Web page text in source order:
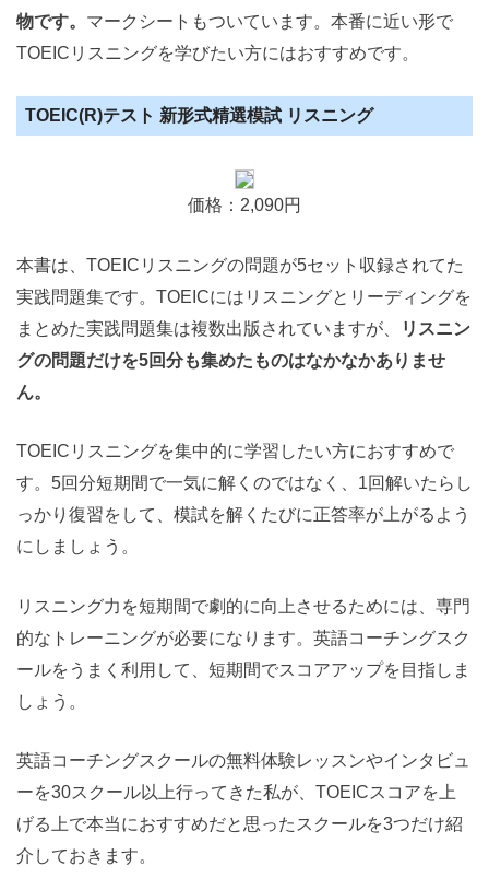
物です。 マークシートもついています。本番に近い形で
TOEICリスニングを学びたい方にはおすすめです。
TOEIC(R)テスト 新形式精選模試 リスニング
価格：2,090円
本書は、TOEICリスニングの問題が5セット収録されてた
実践問題集です。TOEICにはリスニングとリーディングを
まとめた実践問題集は複数出版されていますが、
リスニン
グの問題だけを5回分も集めたものはなかなかありませ
ん。
TOEICリスニングを集中的に学習したい方におすすめで
す。5回分短期間で一気に解くのではなく、1回解いたらし
っかり復習をして、模試を解くたびに正答率が上がるよう
にしましょう。
リスニング力を短期間で劇的に向上させるためには、専門
的なトレーニングが必要になります。英語コーチングスク
ールをうまく利用して、短期間でスコアアップを目指しま
しょう。
英語コーチングスクールの無料体験レッスンやインタビュ
ーを30スクール以上行ってきた私が、TOEICスコアを上
げる上で本当におすすめだと思ったスクールを3つだけ紹
介しておきます。